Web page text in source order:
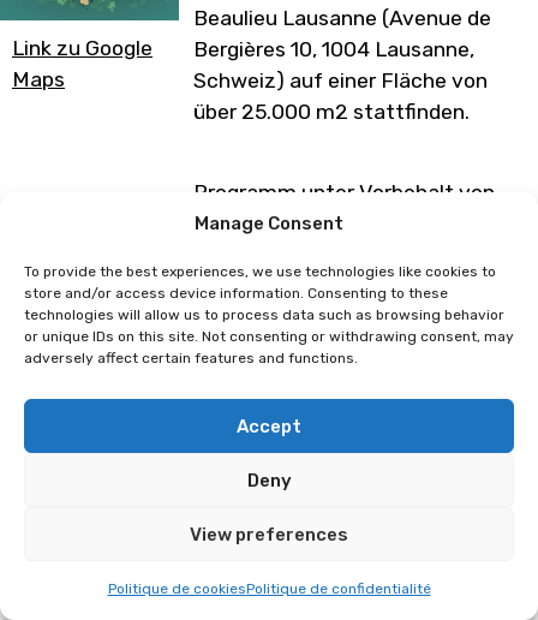
Manage Consent
To provide the best experiences, we use technologies like cookies to
store and/or access device information. Consenting to these
technologies will allow us to process data such as browsing behavior
or unique IDs on this site. Not consenting or withdrawing consent, may
adversely affect certain features and functions.
Accept
Deny
View preferences
Politique de cookiesPolitique de confidentialité
Link zu Google
Maps
Beaulieu Lausanne (Avenue de
Bergières 10, 1004 Lausanne,
Schweiz) auf einer Fläche von
über 25.000 m2 stattfinden.
Programm unter Vorbehalt von
Änderungen
Ich spreche kein Französisch,
kann ich das Festival trotzdem
geniessen?
Polymanga, wieviel kostet das ?